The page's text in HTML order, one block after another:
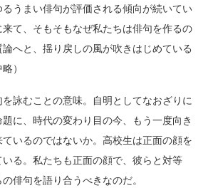
うまい俳句が評価される傾向が続いてい
て、そもそもなぜ私たちは俳句を作るの
へと、揺り戻しの風が吹きはじめている
）
詠むことの意味。自明としてなおざりに
に、時代の変わり目の今、もう一度向き
いるのではないか。高校生は正面の顔を
る。私たちも正面の顔で、彼らと対等
俳句を語り合うべきなのだ。